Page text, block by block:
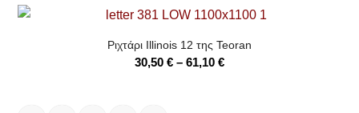
30,50 €
49,30 €
Ριχτάρι Illinois 12 της Teoran
30,50 € – 61,10 €Price